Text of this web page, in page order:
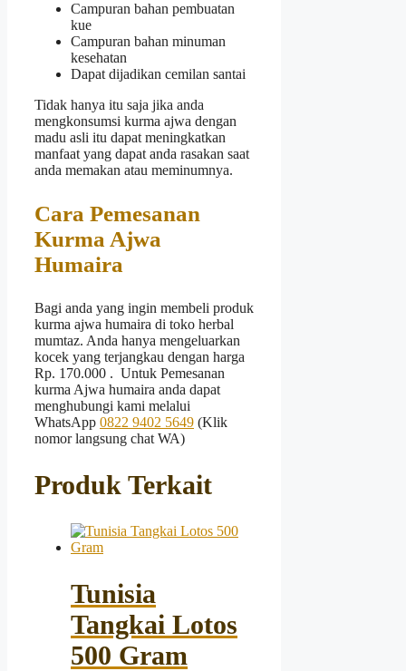
Campuran bahan pembuatan
kue
Campuran bahan minuman
kesehatan
Dapat dijadikan cemilan santai
Tidak hanya itu saja jika anda
mengkonsumsi kurma ajwa dengan
madu asli itu dapat meningkatkan
manfaat yang dapat anda rasakan saat
anda memakan atau meminumnya.
Cara Pemesanan
Kurma Ajwa
Humaira
Bagi anda yang ingin membeli produk
kurma ajwa humaira di toko herbal
mumtaz. Anda hanya mengeluarkan
kocek yang terjangkau dengan harga
Rp. 170.000 . Untuk Pemesanan
kurma Ajwa humaira anda dapat
menghubungi kami melalui
WhatsApp 0822 9402 5649 (Klik
nomor langsung chat WA)
Produk Terkait
Tunisia
Tangkai Lotos
500 Gram